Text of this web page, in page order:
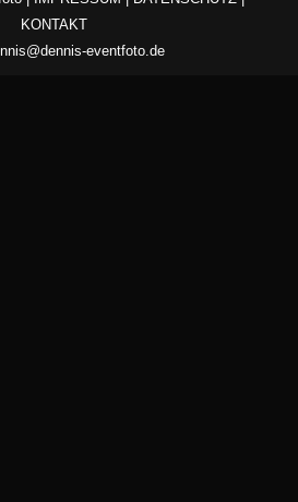
KONTAKT
eventfoto.de